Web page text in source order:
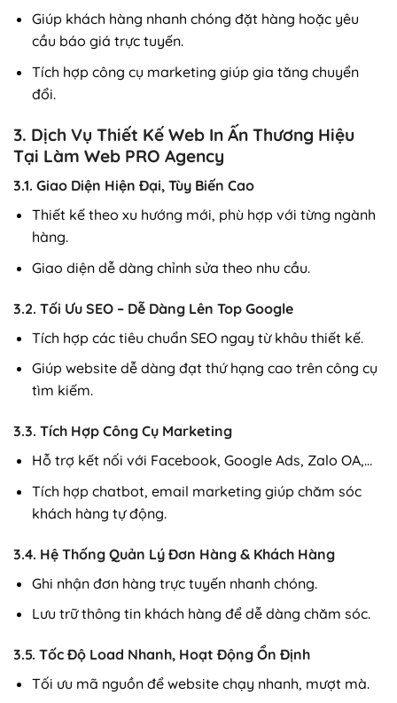
Giúp khách hàng nhanh chóng đặt hàng hoặc yêu
cầu báo giá trực tuyến.
Tích hợp công cụ marketing giúp gia tăng chuyển
đổi.
3. Dịch Vụ Thiết Kế Web In Ấn Thương Hiệu
Tại Làm Web PRO Agency
3.1. Giao Diện Hiện Đại, Tùy Biến Cao
Thiết kế theo xu hướng mới, phù hợp với từng ngành
hàng.
Giao diện dễ dàng chỉnh sửa theo nhu cầu.
3.2. Tối Ưu SEO – Dễ Dàng Lên Top Google
Tích hợp các tiêu chuẩn SEO ngay từ khâu thiết kế.
Giúp website dễ dàng đạt thứ hạng cao trên công cụ
tìm kiếm.
3.3. Tích Hợp Công Cụ Marketing
Hỗ trợ kết nối với Facebook, Google Ads, Zalo OA,…
Tích hợp chatbot, email marketing giúp chăm sóc
khách hàng tự động.
3.4. Hệ Thống Quản Lý Đơn Hàng & Khách Hàng
Ghi nhận đơn hàng trực tuyến nhanh chóng.
Lưu trữ thông tin khách hàng để dễ dàng chăm sóc.
3.5. Tốc Độ Load Nhanh, Hoạt Động Ổn Định
Tối ưu mã nguồn để website chạy nhanh, mượt mà.